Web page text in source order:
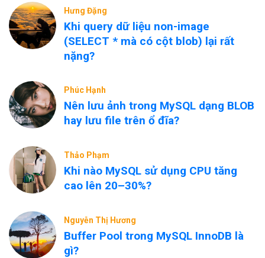
Hưng Đặng
Khi query dữ liệu non-image
(SELECT * mà có cột blob) lại rất
nặng?
Phúc Hạnh
Nên lưu ảnh trong MySQL dạng BLOB
hay lưu file trên ổ đĩa?
Thảo Phạm
Khi nào MySQL sử dụng CPU tăng
cao lên 20–30%?
Nguyễn Thị Hương
Buffer Pool trong MySQL InnoDB là
gì?